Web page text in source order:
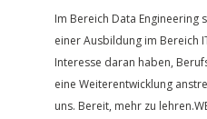
Im Bereich Data Engineering
einer Ausbildung im Bereich
Interesse daran haben,
eine Weiterentwicklung
uns. Bereit, mehr zu